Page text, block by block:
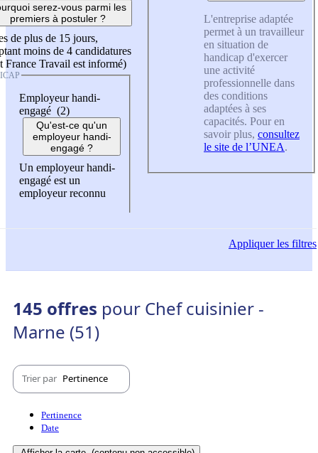
serez-vous parmi les
premiers à postuler ?
de plus de 15 jours,
moins de 4 candidatures
France Travail est informé)
Employeur handi-
engagé (2)
Qu'est-ce qu'un
employeur handi-
engagé ?
Un employeur handi-
engagé est un
employeur reconnu
L'entreprise adaptée
permet à un travailleur
en situation de
handicap d'exercer
une activité
professionnelle dans
des conditions
adaptées à ses
capacités. Pour en
savoir plus, consultez
le site de l’UNEA.
Appliquerles filtres
145 offres pour Chef cuisinier -
Marne (51)
Trier par Pertinence
Pertinence
Date